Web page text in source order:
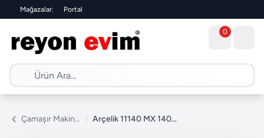
Mağazalar| Portal
0
Çamaşır Makinesi / Arçelik 11140 MX 1400 Devir 11 kg Çamaşır Makinesi